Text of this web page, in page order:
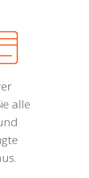
alle